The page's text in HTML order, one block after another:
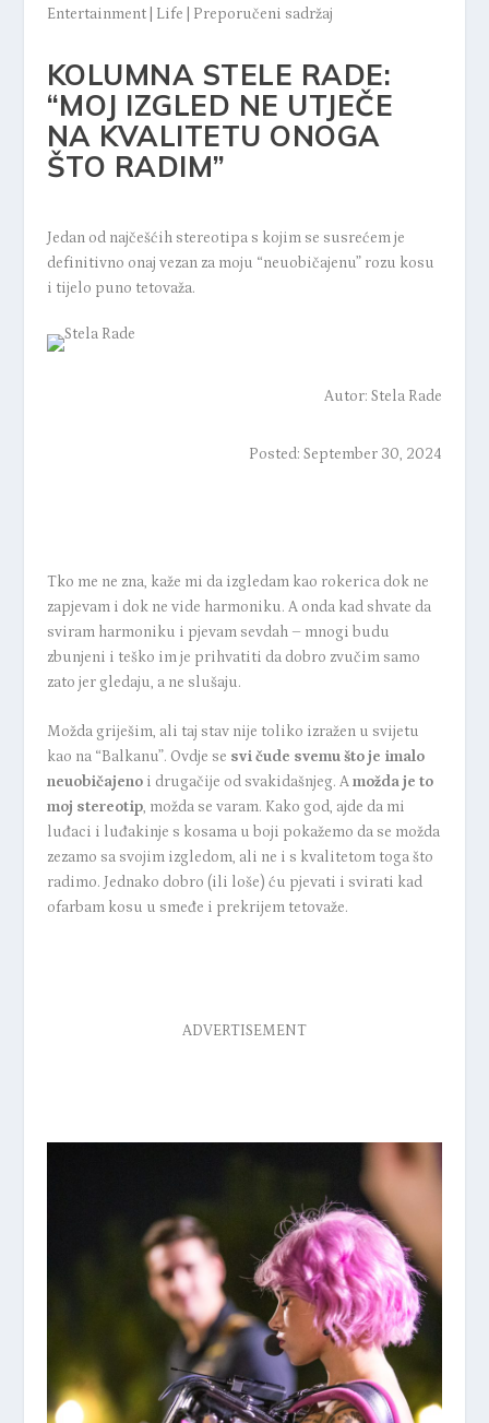
Entertainment| Life Preporučeni sadržaj
KOLUMNA STELE RADE:
“MOJ IZGLED NE UTJEČE
NA KVALITETU ONOGA
ŠTO RADIM”
Jedan od najčešćih stereotipa s kojim se susrećem je
definitivno onaj vezan za moju “neuobičajenu” rozu kosu
i tijelo puno tetovaža.
Autor:Stela Rade
Posted: September 30, 2024
Tko me ne zna, kaže mi da izgledam kao rokerica dok ne
zapjevam i dok ne vide harmoniku. A onda kad shvate da
sviram harmoniku i pjevam sevdah – mnogi budu
zbunjeni i teško im je prihvatiti da dobro zvučim samo
zato jer gledaju, a ne slušaju.
Možda griješim, ali taj stav nije toliko izražen u svijetu
kao na “Balkanu”. Ovdje se svi čude svemu što je imalo
neuobičajenoi drugačije od svakidašnjeg. Amožda je to
moj stereotip, možda se varam. Kako god, ajde da mi
luđaci i luđakinje s kosama u boji pokažemo da se možda
zezamo sa svojim izgledom, ali ne i s kvalitetom toga što
radimo. Jednako dobro (ili loše) ću pjevati i svirati kad
ofarbam kosu u smeđe i prekrijem tetovaže.
ADVERTISEMENT